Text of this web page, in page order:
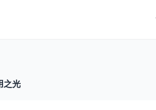
之光